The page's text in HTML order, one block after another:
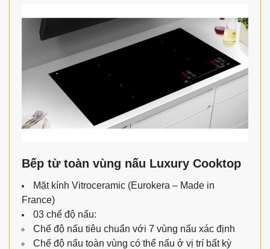
Bếp từ toàn vùng nấu Luxury Cooktop
Mặt kính Vitroceramic (Eurokera – Made in
France)
03 chế độ nấu:
Chế độ nấu tiêu chuẩn với 7 vùng nấu xác định
Chế độ nấu toàn vùng có thể nấu ở vị trí bất kỳ